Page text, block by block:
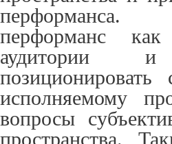
перформанса.
перформанс как
аудитории и
исполняемому
вопросы
пространства.